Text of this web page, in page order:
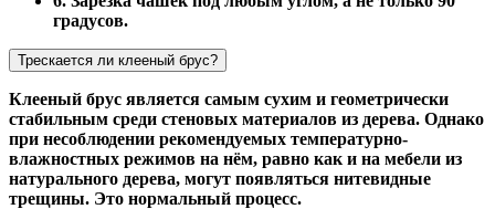
градусов.
Трескается ли клееный брус?
Клееный брус является самым сухим и геометрически
стабильным среди стеновых материалов из дерева. Однако
при несоблюдении рекомендуемых температурно-
влажностных режимов на нём, равно как и на мебели из
натурального дерева, могут появляться нитевидные
трещины. Это нормальный процесс.